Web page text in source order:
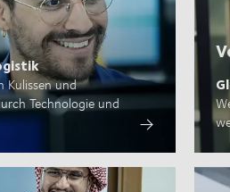
Kulissen und
Technologie und